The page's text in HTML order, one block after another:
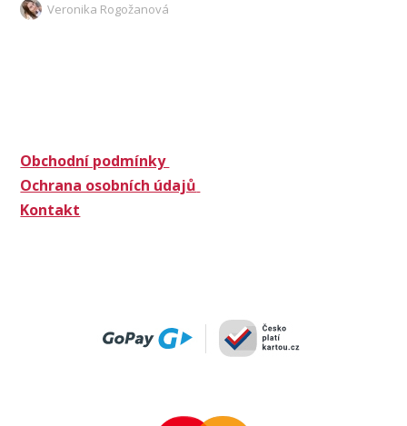
Veronika Rogožanová
Obchodní podmínky
Ochrana osobních údajů
Kontakt